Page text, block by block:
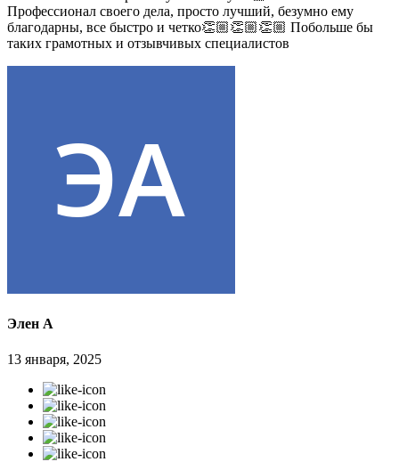
Профессионал своего дела, просто лучший, безумно ему
благодарны, все быстро и четко👏🏼👏🏼👏🏼 Побольше бы
таких грамотных и отзывчивых специалистов
Элен А
13 января, 2025